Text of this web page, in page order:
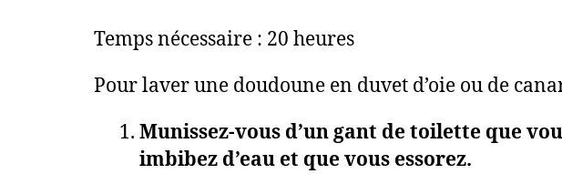
Temps nécessaire : 20 heures
Pour laver une doudoune en duvet d’oie ou de
Munissez-vous d’un gant de toilette que
imbibez d’eau et que vous essorez.